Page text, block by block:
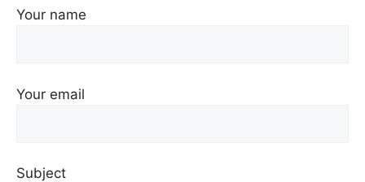
Your name
Your email
Subject